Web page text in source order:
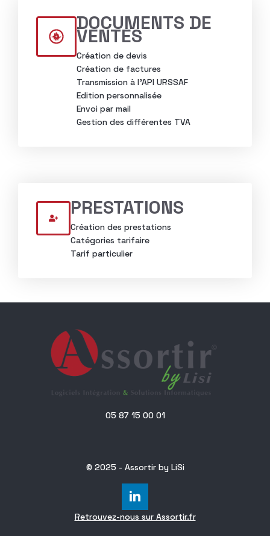
DOCUMENTS DE
VENTES
Création de devis
Création de factures
Transmission à l’API URSSAF
Edition personnalisée
Envoi par mail
Gestion des différentes TVA
PRESTATIONS
Création des prestations
Catégories tarifaire
Tarif particulier
05 87 15 00 01
© 2025 - Assortir by LiSi
Retrouvez-nous sur Assortir.fr